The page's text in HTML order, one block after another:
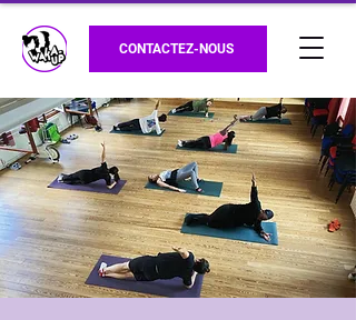
CONTACTEZ-NOUS